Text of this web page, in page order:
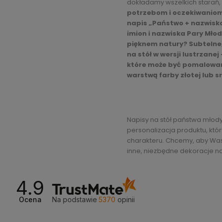
dokładamy wszelkich
potrzebom i
napis „Państwo +
imion i nazwiska Pary
pięknem natury?
na stół w wersji
które może być
warstwą farby złotej lub
Napisy na stół państwa
personalizacja produktu,
charakteru. Chcemy, aby
inne, niezbędne dekoracje
4.9
Ocena Na podstawie 5370 opinii